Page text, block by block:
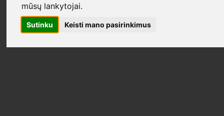
mūsų lankytojai.
Sutinku Keisti mano pasirinkimus